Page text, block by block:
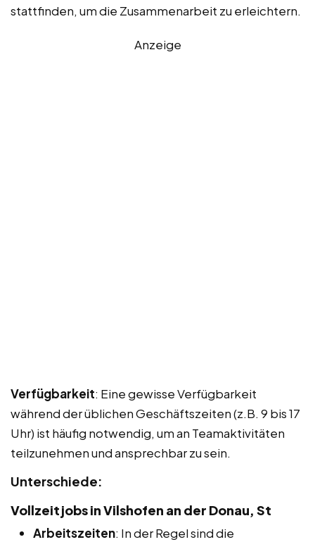
stattfinden, um die Zusammenarbeit zu erleichtern.
Anzeige
Verfügbarkeit: Eine gewisse Verfügbarkeit
während der üblichen Geschäftszeiten (z.B. 9 bis 17
Uhr) ist häufig notwendig, um an Teamaktivitäten
teilzunehmen und ansprechbar zu sein.
Unterschiede:
Vollzeitjobs in Vilshofen an der Donau, St
Arbeitszeiten: In der Regel sind die